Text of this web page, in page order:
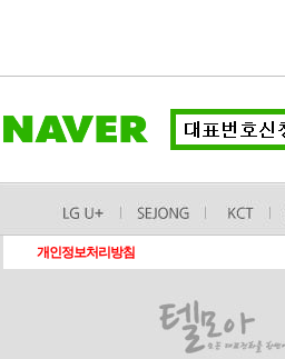
개인정보처리방침